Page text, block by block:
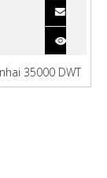
35000 DWT
a la venta